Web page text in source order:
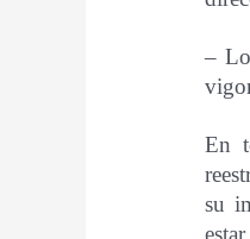
–
En
su